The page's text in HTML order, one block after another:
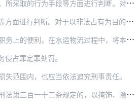
进行判断。对于以非法占有为目的，窃取有押…
在
水运物流装卸、交付等环节非法占有他人货物行为的定性，应当从行为人采取的主要手段、被害人有无处分财物等方面进行判断。对于以非法占有为目的，利用设置暗舱、提前关闭…
过程中，将本单位管理、使用或者运输的货物…
占罪定罪处罚。
范围内，也应当依法追究刑事责任。
，以掩饰、隐瞒犯罪所得、犯罪所得收益罪定…